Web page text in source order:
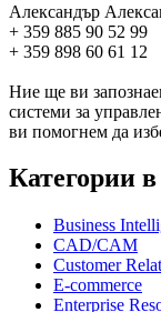
Александър
+ 359 885 90 52 99
+ 359 898 60 61 12
Ние ще ви
системи за
ви помогнем да
Категории
Business
CAD/CAM
Customer
E-commerce
Enterprise